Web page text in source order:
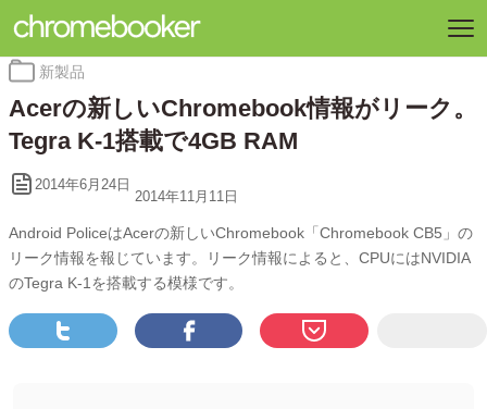
カ
ゴ
リ
新製品
Acerの新しいChromebook情報がリーク。
Tegra K-1搭載で4GB RAM
2014年6月24日
2014年11月11日
Android PoliceはAcerの新しいChromebook「Chromebook CB5」の
リーク情報を報じています。リーク情報によると、CPUにはNVIDIA
のTegra K-1を搭載する模様です。